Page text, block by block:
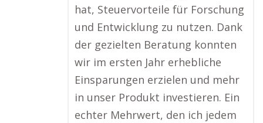
hat, Steuervorteile für Forschung
und Entwicklung zu nutzen. Dank
der gezielten Beratung konnten
wir im ersten Jahr erhebliche
Einsparungen erzielen und mehr
in unser Produkt investieren. Ein
echter Mehrwert, den ich jedem